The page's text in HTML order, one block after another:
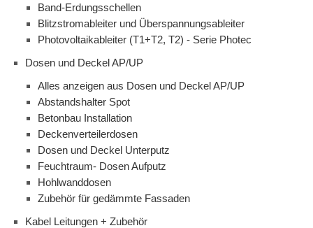
Band-Erdungsschellen
Blitzstromableiter und Überspannungsableiter
Photovoltaikableiter (T1+T2, T2) - Serie Photec
Dosen und Deckel AP/UP
Alles anzeigen aus Dosen und Deckel AP/UP
Abstandshalter Spot
Betonbau Installation
Deckenverteilerdosen
Dosen und Deckel Unterputz
Feuchtraum- Dosen Aufputz
Hohlwanddosen
Zubehör für gedämmte Fassaden
Kabel Leitungen + Zubehör